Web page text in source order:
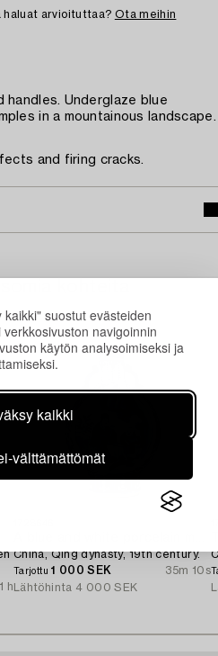
suostut evästeiden
navigoinnin
käytön analysoimiseksi ja
kaikki
välttämättömät
haluat arvioituttaa? Ota meihin
Underglaze blue
in a mountainous landscape.
and firing cracks.
h
China, Qing dynasty, 19th century.
Tarjottu1 000 SEK
35m 10s
Lähtöhinta 4 000 SEK